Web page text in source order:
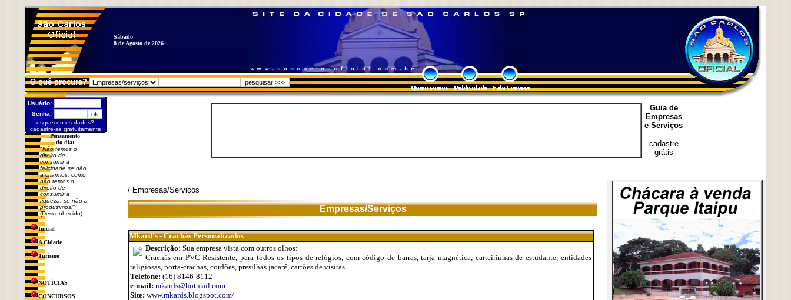
Sábado
8 de Agosto de 2026
O quê procura?
Usuário:
Senha:
esqueceu os dados?
cadastre-se gratuitamente
Pensamento
do dia:
"Não temos o
direito de
consumir a
felicidade se não
a criarmos: como
não temos o
direito de
consumir a
riqueza, se não a
produzimos!"
(Desconhecido)
Inicial
A Cidade
Turismo
NOTÍCIAS
CONCURSOS
Guia de
Empresas
e Serviços
cadastre
grátis
/ Empresas/Serviços
Empresas/Serviços
Mkard's - Crachás Personalizados
Descrição: Sua empresa vista com outros olhos:
Crachás em PVC Resistente, para todos os tipos de relógios, com código de barras, tarja magnética, carteirinhas de estudante, entidades
religiosas, porta-crachas, cordões, presilhas jacaré, cartões de visitas.
Telefone: (16) 8146-8112
e-mail: mkards@hotmail.com
Site: www.mkards.blogspot.com/